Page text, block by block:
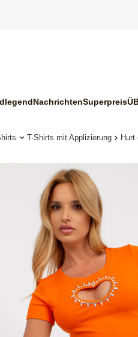
NachrichtenSuperpreis
T-Shirts mit Applizierung